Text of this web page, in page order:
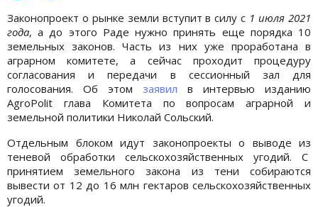
Законопроект о рынке земли вступит в силу с 1 июля 2021
года, а до этого Раде нужно принять еще порядка 10
земельных законов. Часть из них уже проработана в
аграрном комитете, а сейчас проходит процедуру
согласования и передачи в сессионный зал для
голосования. Об этом заявил в интервью изданию
AgroPolit глава Комитета по вопросам аграрной и
земельной политики Николай Сольский.
Отдельным блоком идут законопроекты о выводе из
теневой обработки сельскохозяйственных угодий. С
принятием земельного закона из тени собираются
вывести от 12 до 16 млн гектаров сельскохозяйственных
угодий.